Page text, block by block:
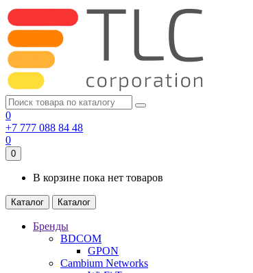
0
+7 777 088 84 48
0
0
В корзине пока нет товаров
Каталог Каталог
Бренды
BDCOM
GPON
Cambium Networks